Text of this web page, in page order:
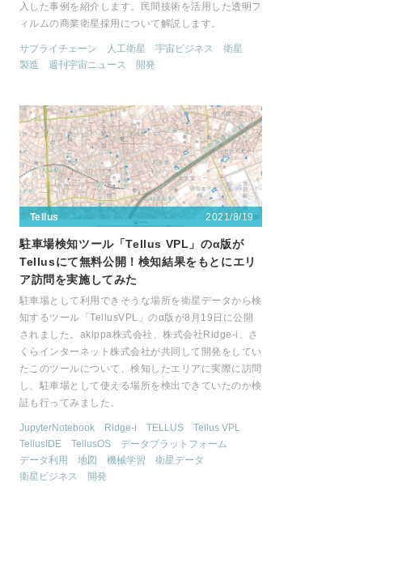
入した事例を紹介します。民間技術を活用した透明フ
ィルムの商業衛星採用について解説します。
サプライチェーン 人工衛星 宇宙ビジネス
衛星
製造
週刊宇宙ニュース 開発
Tellus 2021/8/19
駐車場検知ツール「Tellus VPL」のα版が
Tellusにて無料公開！検知結果をもとにエリ
ア訪問を実施してみた
駐車場として利用できそうな場所を衛星データから検
知するツール「TellusVPL」のα版が8月19日に公開
されました。akippa株式会社、株式会社Ridge-i、さ
くらインターネット株式会社が共同して開発をしてい
たこのツールについて、検知したエリアに実際に訪問
し、駐車場として使える場所を検出できていたのか検
証も行ってみました。
JupyterNotebook Ridge-i TELLUS
Tellus VPL
TellusIDE
TellusOS
データプラットフォーム
データ利用
地図 機械学習
衛星データ
衛星ビジネス
開発